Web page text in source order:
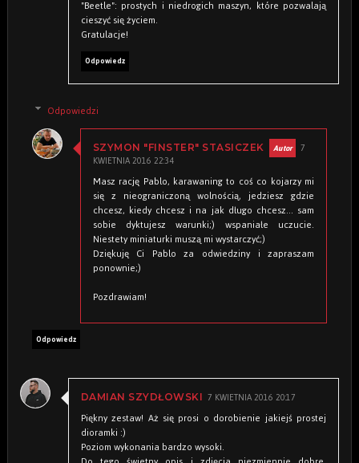
"Beetle": prostych i niedrogich maszyn, które pozwalają
cieszyć się życiem.
Gratulacje!
Odpowiedz
Odpowiedzi
SZYMON "FINSTER" STASICZEK 7
KWIETNIA 2016 22:34
Masz rację Pablo, karawaning to coś co kojarzy mi
się z nieograniczoną wolnością, jedziesz gdzie
chcesz, kiedy chcesz i na jak długo chcesz... sam
sobie dyktujesz warunki;) wspaniałe uczucie.
Niestety miniaturki muszą mi wystarczyć;)
Dziękuję Ci Pablo za odwiedziny i zapraszam
ponownie;)
Pozdrawiam!
Odpowiedz
DAMIAN SZYDŁOWSKI 7 KWIETNIA 2016 20:17
Piękny zestaw! Aż się prosi o dorobienie jakiejś prostej
dioramki :)
Poziom wykonania bardzo wysoki.